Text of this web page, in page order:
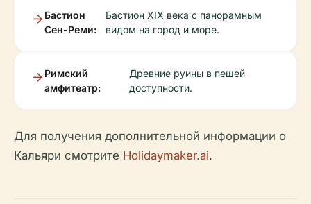
Бастион
Сен-Реми:
Бастион XIX века с панорамным
видом на город и море.
Римский
амфитеатр:
Древние руины в пешей
доступности.
Для получения дополнительной информации о
Кальяри смотрите Holidaymaker.ai.